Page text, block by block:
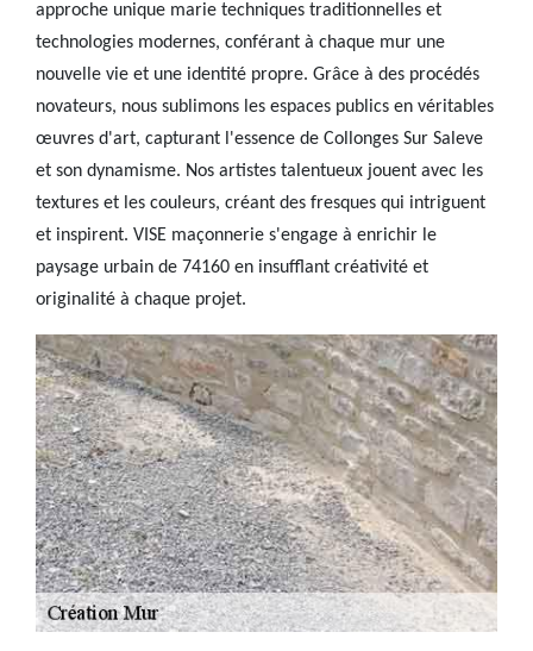
approche unique marie techniques traditionnelles et
technologies modernes, conférant à chaque mur une
nouvelle vie et une identité propre. Grâce à des procédés
novateurs, nous sublimons les espaces publics en véritables
œuvres d'art, capturant l'essence de Collonges Sur Saleve
et son dynamisme. Nos artistes talentueux jouent avec les
textures et les couleurs, créant des fresques qui intriguent
et inspirent. VISE maçonnerie s'engage à enrichir le
paysage urbain de 74160 en insufflant créativité et
originalité à chaque projet.